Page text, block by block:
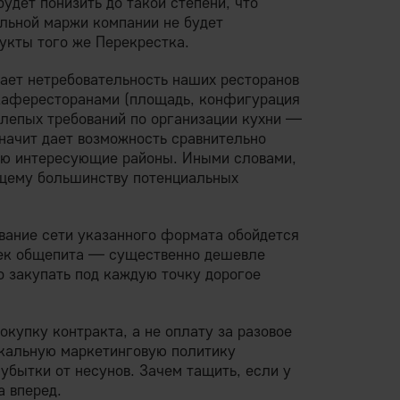
маржи компании не будет
того же Перекрестка.
нетребовательность наших ресторанов
(площадь, конфигурация
требований по организации кухни —
дает возможность сравнительно
интересующие районы. Иными словами,
большинству потенциальных
сети указанного формата обойдется
общепита — существенно дешевле
под каждую точку дорогое
контракта, а не оплату за разовое
маркетинговую политику
от несунов. Зачем тащить, если у
вперед.